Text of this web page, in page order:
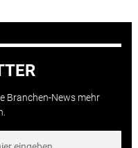
Branchen-News mehr